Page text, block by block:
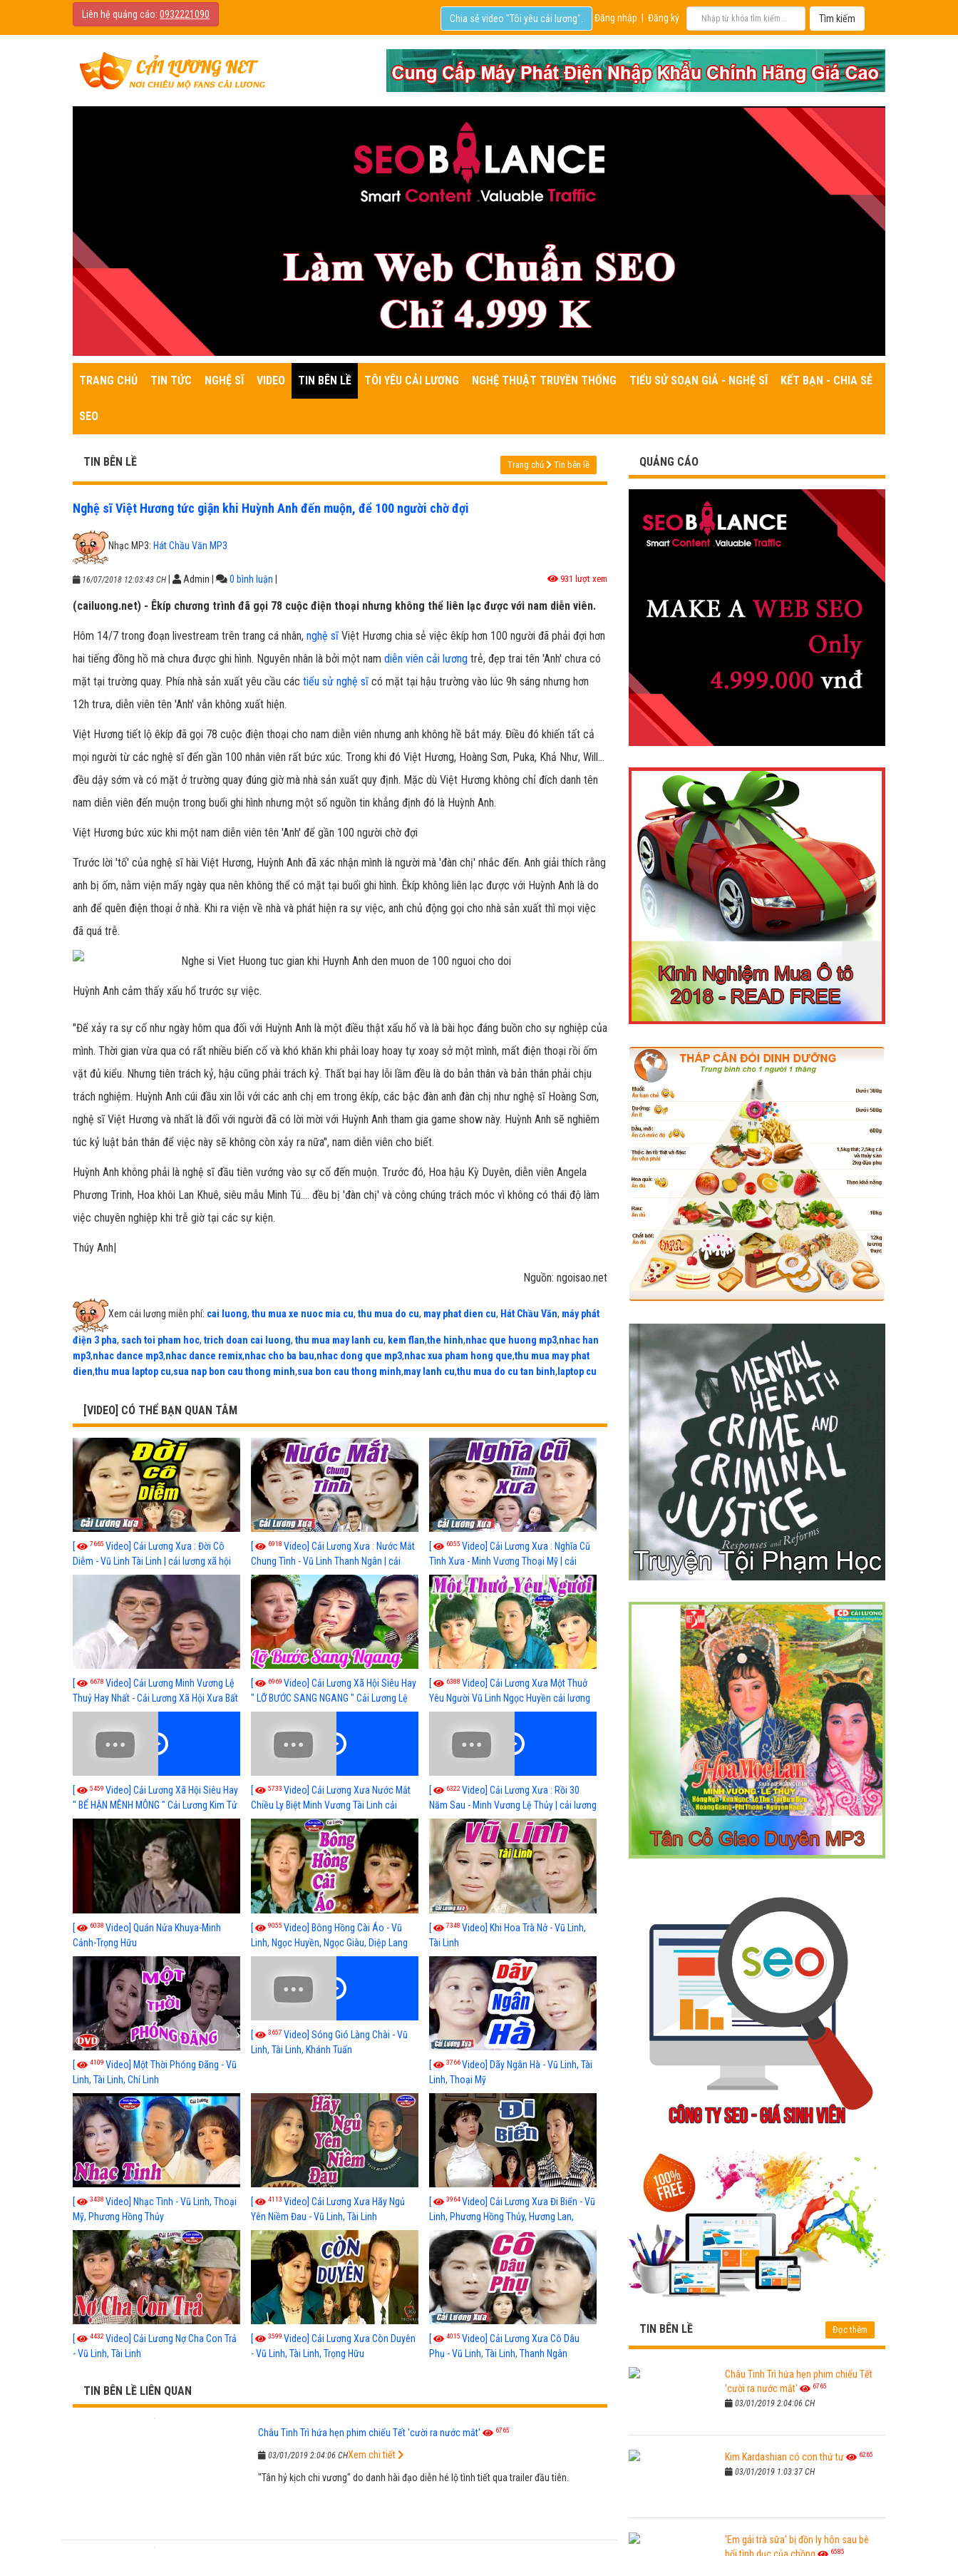
Liên hệ quảng cáo: 0932221090 Đăng nhập Đăng ký
Chia sẻ video "Tôi yêu cải lương".
TRANG CHỦ TIN TỨC NGHỆ SĨ VIDEO TIN BÊN LỀ TÔI YÊU CẢI LƯƠNG NGHỆ THUẬT TRUYỀN THỐNG TIỂU SỬ SOẠN GIẢ - NGHỆ SĨ KẾT BẠN - CHIA SẺ
SEO
TIN BÊN LỀ Trang chủ Tin bên lề
Nghệ sĩ Việt Hương tức giận khi Huỳnh Anh đến muộn, để 100 người chờ đợi
Nhạc MP3: Hát Chầu Văn MP3
16/07/2018 12:03:43 CH Admin 0 bình luận 931 lượt xem
(cailuong.net) - Êkíp chương trình đã gọi 78 cuộc điện thoại nhưng không thể liên lạc được với nam diễn viên.
Hôm 14/7 trong đoạn livestream trên trang cá nhân, nghệ sĩViệt Hương chia sẻ việc êkíp hơn 100 người đã phải đợi hơn
hai tiếng đồng hồ mà chưa được ghi hình. Nguyên nhân là bởi một nam diễn viên cải lương trẻ, đẹp trai tên 'Anh' chưa có
mặt tại trường quay. Phía nhà sản xuất yêu cầu các tiểu sử nghệ sĩcó mặt tại hậu trường vào lúc 9h sáng nhưng hơn
12h trưa, diễn viên tên 'Anh' vẫn không xuất hiện.
Việt Hương tiết lộ êkíp đã gọi 78 cuộc điện thoại cho nam diễn viên nhưng anh không hề bắt máy. Điều đó khiến tất cả
mọi người từ các nghệ sĩ đến gần 100 nhân viên rất bức xúc. Trong khi đó Việt Hương, Hoàng Sơn, Puka, Khả Như, Will...
đều dậy sớm và có mặt ở trường quay đúng giờ mà nhà sản xuất quy định. Mặc dù Việt Hương không chỉ đích danh tên
nam diễn viên đến muộn trong buổi ghi hình nhưng một số nguồn tin khẳng định đó là Huỳnh Anh.
Việt Hương bức xúc khi một nam diễn viên tên 'Anh' để gần 100 người chờ đợi
Trước lời 'tố' của nghệ sĩ hài Việt Hương, Huỳnh Anh đã xác nhận mình là người mà 'đàn chị' nhắc đến. Anh giải thích rằng
anh bị ốm, nằm viện mấy ngày qua nên không thể có mặt tại buổi ghi hình. Êkíp không liên lạc được với Huỳnh Anh là do
anh để quên điện thoại ở nhà. Khi ra viện về nhà và phát hiện ra sự việc, anh chủ động gọi cho nhà sản xuất thì mọi việc
đã quá trễ.
Huỳnh Anh cảm thấy xấu hổ trước sự việc.
"Để xảy ra sự cố như ngày hôm qua đối với Huỳnh Anh là một điều thật xấu hổ và là bài học đáng buồn cho sự nghiệp của
mình. Thời gian vừa qua có rất nhiều biến cố và khó khăn khi phải loay hoay tự xoay sở một mình, mất điện thoại rồi ốm
vặt đủ kiểu. Nhưng tiên trách kỷ, hậu cũng phải trách kỷ. Thất bại hay lỗi lầm đều là do bản thân và bản thân phải chịu
trách nghiệm. Huỳnh Anh cúi đầu xin lỗi với các anh chị em trong êkíp, các bậc đàn anh đàn chị như nghệ sĩ Hoàng Sơn,
nghệ sĩ Việt Hương và nhất là đối với người đã có lời mời với Huỳnh Anh tham gia game show này. Huỳnh Anh sẽ nghiêm
túc kỷ luật bản thân để việc này sẽ không còn xảy ra nữa", nam diễn viên cho biết.
Huỳnh Anh không phải là nghệ sĩ đầu tiên vướng vào sự cố đến muộn. Trước đó, Hoa hậu Kỳ Duyên, diễn viên Angela
Phương Trinh, Hoa khôi Lan Khuê, siêu mẫu Minh Tú.... đều bị 'đàn chị' và công chúng trách móc vì không có thái độ làm
việc chuyên nghiệp khi trễ giờ tại các sự kiện.
Thúy Anh|
Nguồn: ngoisao.net
Xem cải lương miễn phí: cai luong, thu mua xe nuoc mia cu, thu mua do cu, may phat dien cu, Hát Chầu Văn, máy phát
điện 3 pha, sach toi pham hoc, trich doan cai luong, thu mua may lanh cu, kem flan,the hinh,nhac que huong mp3,nhac han
mp3,nhac dance mp3,nhac dance remix,nhac cho ba bau,nhac dong que mp3,nhac xua pham hong que,thu mua may phat
dien,thu mua laptop cu,sua nap bon cau thong minh,sua bon cau thong minh,may lanh cu,thu mua do cu tan binh, laptop cu
[VIDEO] CÓ THỂ BẠN QUAN TÂM
[ 7665 Video] Cải Lương Xưa : Đời Cô
Diễm - Vũ Linh Tài Linh | cải lương xã hội
hay nhất
[ 6918 Video] Cải Lương Xưa : Nước Mắt
Chung Tình - Vũ Linh Thanh Ngân | cải
lương xã hội hay nhất
[ 6055 Video] Cải Lương Xưa : Nghĩa Cũ
Tình Xưa - Minh Vương Thoại Mỹ | cải
lương xã hội hay nhất
[ 6678 Video] Cải Lương Minh Vương Lệ
Thuỷ Hay Nhất - Cải Lương Xã Hội Xưa Bất
Hủ
[ 6969 Video] Cải Lương Xã Hội Siêu Hay
" LỠ BƯỚC SANG NGANG " Cải Lương Lệ
Thuỷ, Thanh Tuấn, Hồng Nga
[ 6388 Video] Cải Lương Xưa Một Thuở
Yêu Người Vũ Linh Ngọc Huyền cải lương
xã hội hay nhất
[ 5459 Video] Cải Lương Xã Hội Siêu Hay
" BỂ HẬN MÊNH MÔNG " Cải Lương Kim Tử
Long, Thanh Ngân Hay Nhất
[ 5733 Video] Cải Lương Xưa Nước Mắt
Chiều Ly Biệt Minh Vương Tài Linh cải
lương xã hội hay nhất
[ 6322 Video] Cải Lương Xưa : Rồi 30
Năm Sau - Minh Vương Lệ Thủy | cải lương
xã hội hay nhất
[ 6038 Video] Quán Nửa Khuya-Minh
Cảnh-Trọng Hữu
[ 9055 Video] Bông Hồng Cài Áo - Vũ
Linh, Ngọc Huyền, Ngọc Giàu, Diệp Lang
[ 7348 Video] Khi Hoa Trà Nở - Vũ Linh,
Tài Linh
[ 4109 Video] Một Thời Phóng Đãng - Vũ
Linh, Tài Linh, Chí Linh
[ 3657 Video] Sóng Gió Làng Chài - Vũ
Linh, Tài Linh, Khánh Tuấn
[
3766Video] Dãy Ngân Hà - Vũ Linh, Tài
Linh, Thoại Mỹ
[ 3438 Video] Nhạc Tình - Vũ Linh, Thoại
Mỹ, Phương Hồng Thủy
[ 4113 Video] Cải Lương Xưa Hãy Ngủ
Yên Niềm Đau - Vũ Linh, Tài Linh
[ 3964Video] Cải Lương Xưa Đi Biển - Vũ
Linh, Phương Hồng Thủy, Hương Lan,
Thanh Hằng
[ 4432Video] Cải Lương Nợ Cha Con Trả
- Vũ Linh, Tài Linh
[ 3599 Video] Cải Lương Xưa Còn Duyên
- Vũ Linh, Tài Linh, Trọng Hữu
[ 4015 Video] Cải Lương Xưa Cô Dâu
Phụ - Vũ Linh, Tài Linh, Thanh Ngân
TIN BÊN LỀ LIÊN QUAN
Châu Tinh Trì hứa hẹn phim chiếu Tết 'cười ra nước mắt' 6765
03/01/2019 2:04:06 CH
"Tân hỷ kịch chi vương" do danh hài đạo diễn hé lộ tình tiết qua trailer đầu tiên.
Xem chi tiết
QUẢNG CÁO
TIN BÊN LỀ Đọc thêm
Châu Tinh Trì hứa hẹn phim chiếu Tết
'cười ra nước mắt'
6765
03/01/2019 2:04:06 CH
Kim Kardashian có con thứ tư 6265
03/01/2019 1:03:37 CH
'Em gái trà sữa' bị đồn ly hôn sau bê
6585
Like Fanpage Để Ủng Hộ Chúng Tôi Duy Trì Website